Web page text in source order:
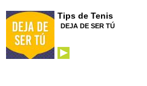
Tips de Tenis
DEJA DE SER TÚ